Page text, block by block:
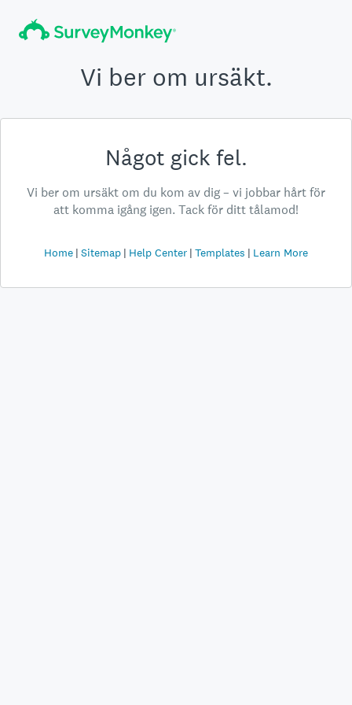
Vi ber om ursäkt.
Något gick fel.
Vi ber om ursäkt om du kom av dig – vi jobbar hårt för
att komma igång igen. Tack för ditt tålamod!
Home Sitemap Help Center Templates Learn More